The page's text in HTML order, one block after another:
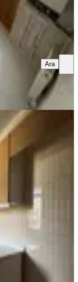
Ara
Ankara
Açık 3+1 Daire